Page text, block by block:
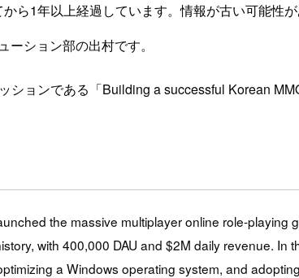
ら1年以上経過しています。情報が古い可能性
ーション部の出村です。
ションである「Building a successful Korean
the massive multiplayer online role-playing
with 400,000 DAU and $2M daily revenue.
a Windows operating system, and